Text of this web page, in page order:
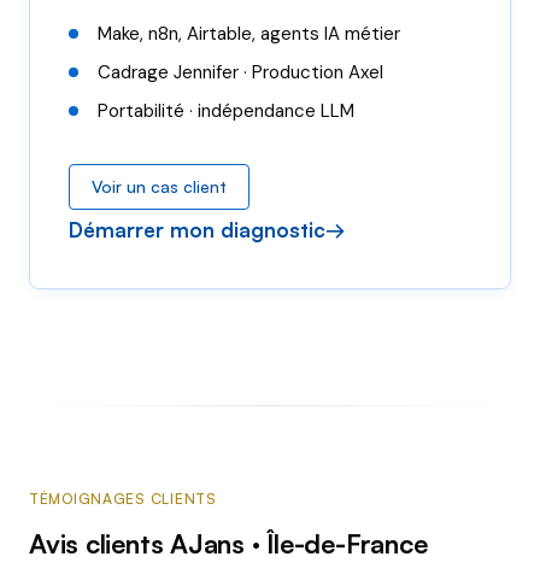
Make, n8n, Airtable, agents IA métier
Cadrage Jennifer · Production Axel
Portabilité · indépendance LLM
Voir un cas client
Démarrer mon diagnostic
TÉMOIGNAGES CLIENTS
Avis clients AJans · Île-de-France